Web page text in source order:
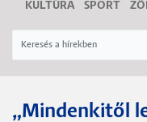
KULTÚRA
SPORT
„Mindenkitől